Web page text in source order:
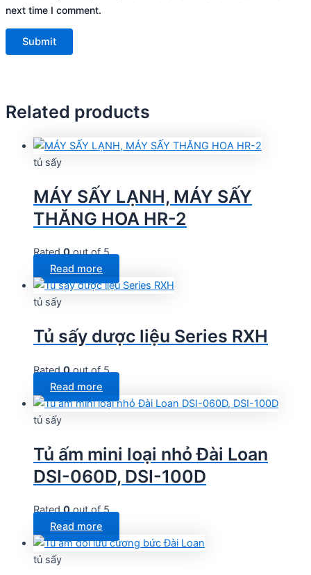
next time I comment.
Related products
tủ sấy
MÁY SẤY LẠNH, MÁY SẤY
THĂNG HOA HR-2
Rated0out of 5
Read more
tủ sấy
Tủ sấy dược liệu Series RXH
Rated0out of 5
Read more
tủ sấy
Tủ ấm mini loại nhỏ Đài Loan
DSI-060D, DSI-100D
Rated0out of 5
Read more
tủ sấy